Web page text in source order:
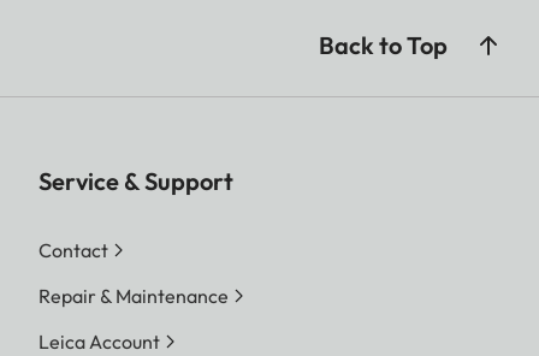
Back to Top
Service & Support
Contact
Repair & Maintenance
Leica Account